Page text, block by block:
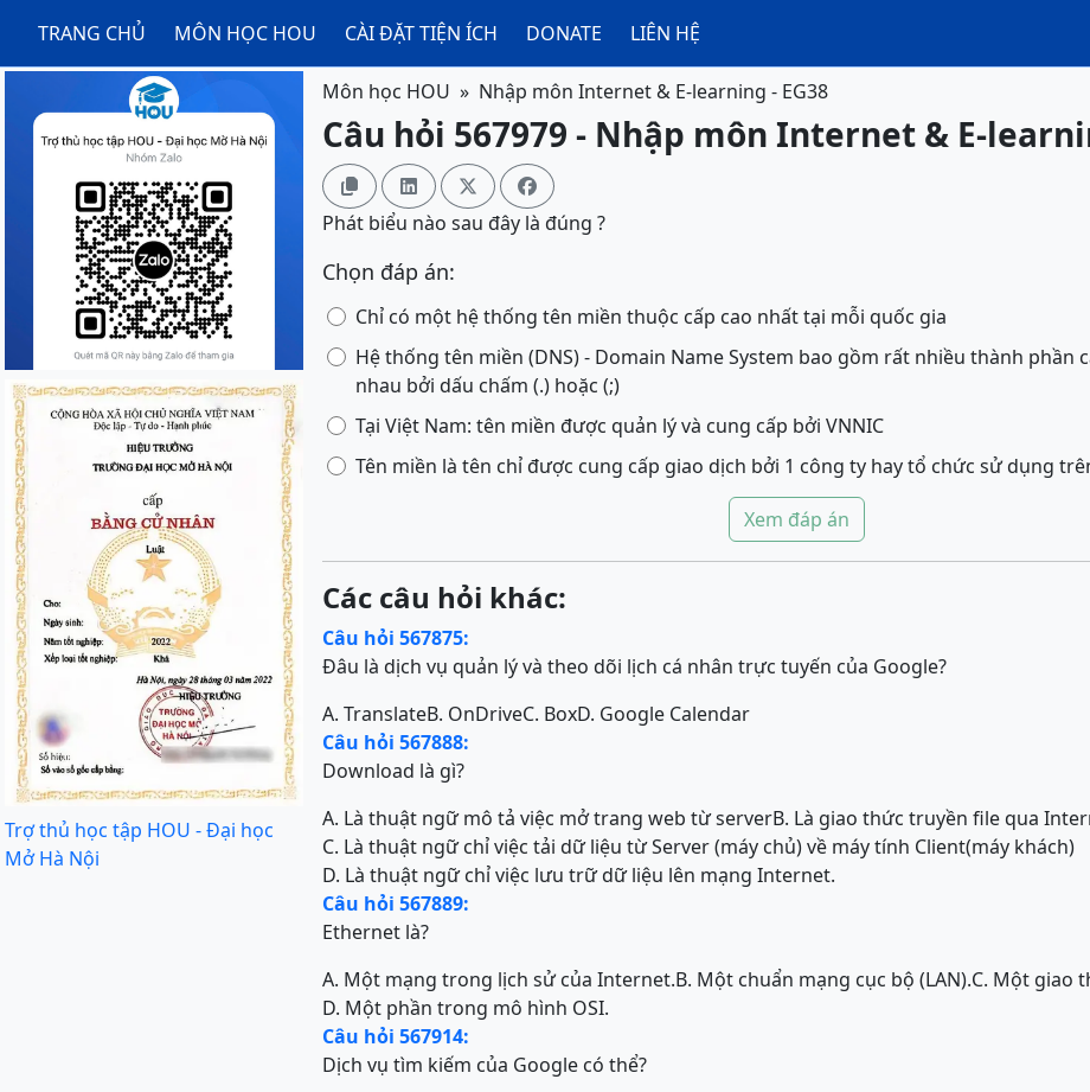
TRANG CHỦ MÔN HỌC HOU CÀI ĐẶT TIỆN ÍCH DONATE LIÊN HỆ
Trợ thủ học tập HOU - Đại học
Mở Hà Nội
Môn học HOU Nhập môn Internet & E-learning - EG38
Câu hỏi 567979 - Nhập môn Internet & E-
   
Phát biểu nào sau đây là đúng ?
Chọn đáp án:
Chỉ có một hệ thống tên miền thuộc cấp cao nhất tại mỗi quốc gia
Hệ thống tên miền (DNS) - Domain Name System bao gồm rất nhiều thành phần
nhau bởi dấu chấm (.) hoặc (;)
Tại Việt Nam: tên miền được quản lý và cung cấp bởi VNNIC
Tên miền là tên chỉ được cung cấp giao dịch bởi 1 công ty hay tổ chức sử dụng
Xem đáp án
Các câu hỏi khác:
Câu hỏi 567875:
Đâu là dịch vụ quản lý và theo dõi lịch cá nhân trực tuyến của Google?
A. TranslateB. OnDriveC. BoxD. Google Calendar
Câu hỏi 567888:
Download là gì?
A. Là thuật ngữ mô tả việc mở trang web từ serverB. Là giao thức truyền file qua
C. Là thuật ngữ chỉ việc tải dữ liệu từ Server (máy chủ) về máy tính Client(máy khách)
D. Là thuật ngữ chỉ việc lưu trữ dữ liệu lên mạng Internet.
Câu hỏi 567889:
Ethernet là?
A. Một mạng trong lịch sử của Internet.B. Một chuẩn mạng cục bộ (LAN).C. Một giao
D. Một phần trong mô hình OSI.
Câu hỏi 567914:
Dịch vụ tìm kiếm của Google có thể?